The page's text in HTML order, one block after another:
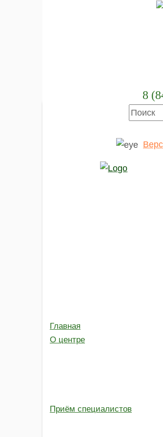
продукции
Слуховые
Sky M
8
Главная
О центре
Приём специалистов